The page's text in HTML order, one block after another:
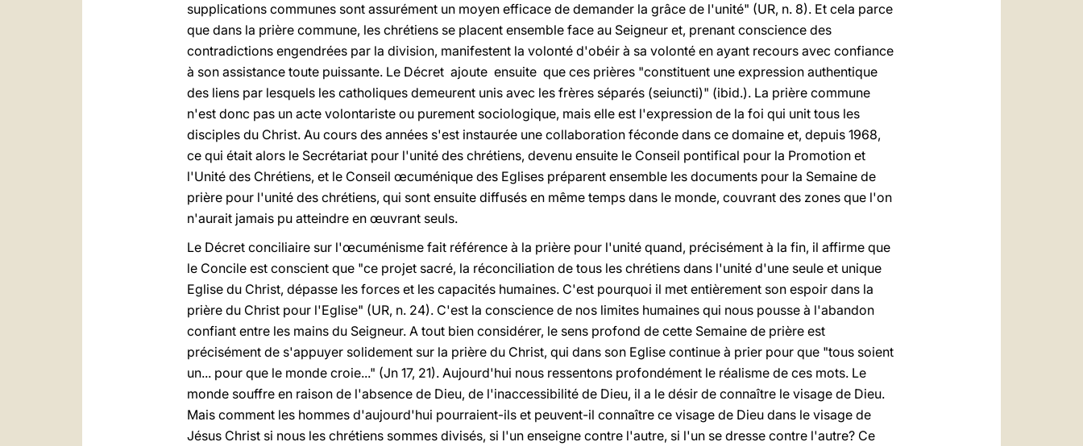
supplications communes sont assurément un moyen efficace de demander la grâce de l'unité" (UR, n. 8). Et cela parce
que dans la prière commune, les chrétiens se placent ensemble face au Seigneur et, prenant conscience des
contradictions engendrées par la division, manifestent la volonté d'obéir à sa volonté en ayant recours avec confiance
à son assistance toute puissante. Le Décret ajoute ensuite que ces prières "constituent une expression authentique
des liens par lesquels les catholiques demeurent unis avec les frères séparés (seiuncti)" (ibid.). La prière commune
n'est donc pas un acte volontariste ou purement sociologique, mais elle est l'expression de la foi qui unit tous les
disciples du Christ. Au cours des années s'est instaurée une collaboration féconde dans ce domaine et, depuis 1968,
ce qui était alors le Secrétariat pour l'unité des chrétiens, devenu ensuite le Conseil pontifical pour la Promotion et
l'Unité des Chrétiens, et le Conseil œcuménique des Eglises préparent ensemble les documents pour la Semaine de
prière pour l'unité des chrétiens, qui sont ensuite diffusés en même temps dans le monde, couvrant des zones que l'on
n'aurait jamais pu atteindre en œuvrant seuls.
Le Décret conciliaire sur l'œcuménisme fait référence à la prière pour l'unité quand, précisément à la fin, il affirme que
le Concile est conscient que "ce projet sacré, la réconciliation de tous les chrétiens dans l'unité d'une seule et unique
Eglise du Christ, dépasse les forces et les capacités humaines. C'est pourquoi il met entièrement son espoir dans la
prière du Christ pour l'Eglise" (UR, n. 24). C'est la conscience de nos limites humaines qui nous pousse à l'abandon
confiant entre les mains du Seigneur. A tout bien considérer, le sens profond de cette Semaine de prière est
précisément de s'appuyer solidement sur la prière du Christ, qui dans son Eglise continue à prier pour que "tous soient
un... pour que le monde croie..." (Jn 17, 21). Aujourd'hui nous ressentons profondément le réalisme de ces mots. Le
monde souffre en raison de l'absence de Dieu, de l'inaccessibilité de Dieu, il a le désir de connaître le visage de Dieu.
Mais comment les hommes d'aujourd'hui pourraient-ils et peuvent-il connaître ce visage de Dieu dans le visage de
Jésus Christ si nous les chrétiens sommes divisés, si l'un enseigne contre l'autre, si l'un se dresse contre l'autre? Ce